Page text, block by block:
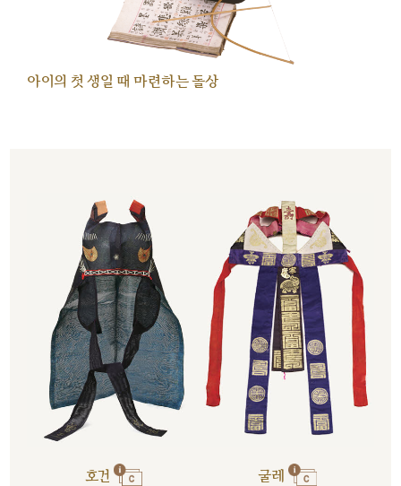
아이의 첫 생일 때 마련하는 돌상
호건 굴레